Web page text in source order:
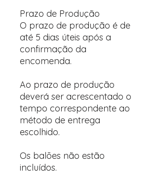
Prazo de Produção
O prazo de produção é de
até 5 dias úteis após a
confirmação da
encomenda.
Ao prazo de produção
deverá ser acrescentado o
tempo correspondente ao
método de entrega
escolhido.
Os balões não estão
incluídos.